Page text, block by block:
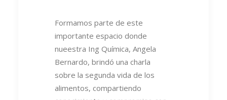
Formamos parte de este
importante espacio donde
nueestra Ing Química, Angela
Bernardo, brindó una charla
sobre la segunda vida de los
alimentos, compartiendo